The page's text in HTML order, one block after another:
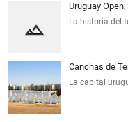
Uruguay
La historia del
Canchas de
La capital